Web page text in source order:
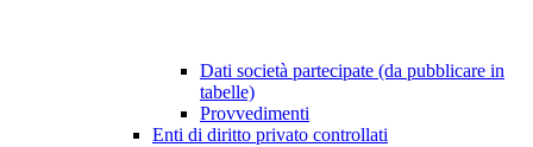
Dati società partecipate (da pubblicare in
tabelle)
Provvedimenti
Enti di diritto privato controllati